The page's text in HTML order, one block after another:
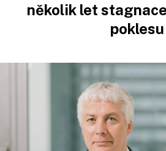
několik let
poklesu